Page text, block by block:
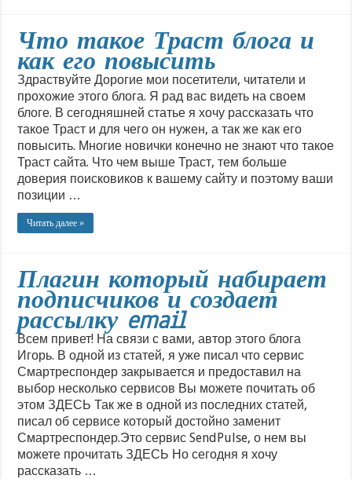
Что такое Траст блога и
как его повысить
Здраствуйте Дорогие мои посетители, читатели и
прохожие этого блога. Я рад вас видеть на своем
блоге. В сегодняшней статье я хочу рассказать что
такое Траст и для чего он нужен, а так же как его
повысить. Многие новички конечно не знают что такое
Траст сайта. Что чем выше Траст, тем больше
доверия поисковиков к вашему сайту и поэтому ваши
позиции …
Читать далее »
Плагин который набирает
подписчиков и создает
рассылку email
Всем привет! На связи с вами, автор этого блога
Игорь. В одной из статей, я уже писал что сервис
Смартреспондер закрывается и предоставил на
выбор несколько сервисов Вы можете почитать об
этом ЗДЕСЬ Так же в одной из последних статей,
писал об сервисе который достойно заменит
Смартреспондер.Это сервис SendPulse, о нем вы
можете прочитать ЗДЕСЬ Но сегодня я хочу
рассказать …